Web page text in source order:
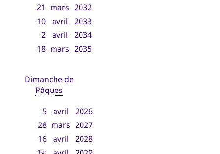
21 mars 2032
10
avril
2033
2
avril
2034
18 mars 2035
Dimanche de
Pâques
5
avril
2026
28 mars 2027
16
avril
2028
er